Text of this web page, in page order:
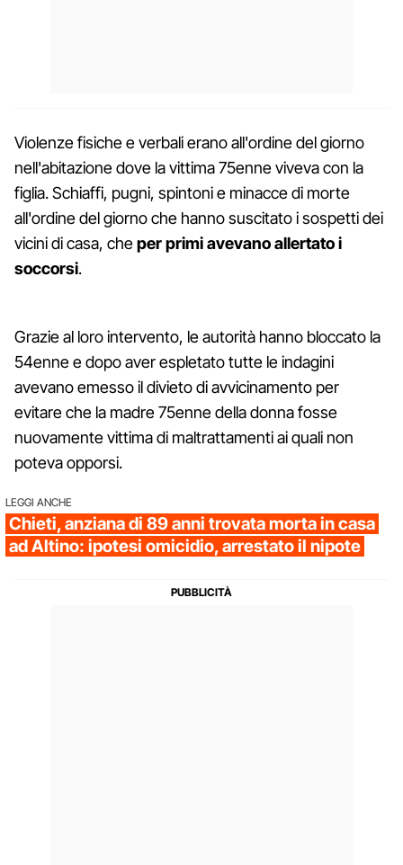
Violenze fisiche e verbali erano all'ordine del giorno
nell'abitazione dove la vittima 75enne viveva con la
figlia. Schiaffi, pugni, spintoni e minacce di morte
all'ordine del giorno che hanno suscitato i sospetti dei
vicini di casa, cheper primi avevano allertato i
soccorsi.
Grazie al loro intervento, le autorità hanno bloccato la
54enne e dopo aver espletato tutte le indagini
avevano emesso il divieto di avvicinamento per
evitare che la madre 75enne della donna fosse
nuovamente vittima di maltrattamenti ai quali non
poteva opporsi.
LEGGI ANCHE
Chieti, anziana di 89 anni trovata morta in casa
ad Altino: ipotesi omicidio, arrestato il nipote